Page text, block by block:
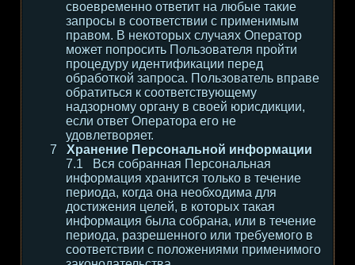
своевременно ответит на любые такие
запросы в соответствии с применимым
правом. В некоторых случаях Оператор
может попросить Пользователя пройти
процедуру идентификации перед
обработкой запроса. Пользователь вправе
обратиться к соответствующему
надзорному органу в своей юрисдикции,
если ответ Оператора его не
удовлетворяет.
Хранение Персональной информации
Вся собранная Персональная
информация хранится только в течение
периода, когда она необходима для
достижения целей, в которых такая
информация была собрана, или в течение
периода, разрешенного или требуемого в
соответствии с положениями применимого